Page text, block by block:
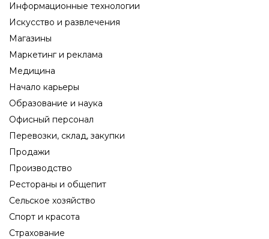
Информационные технологии
Искусство и развлечения
Магазины
Маркетинг и реклама
Медицина
Начало карьеры
Образование и наука
Офисный персонал
Перевозки, склад, закупки
Продажи
Производство
Рестораны и общепит
Сельское хозяйство
Спорт и красота
Страхование